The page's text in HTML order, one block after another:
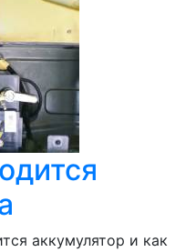
аккумулятор и как